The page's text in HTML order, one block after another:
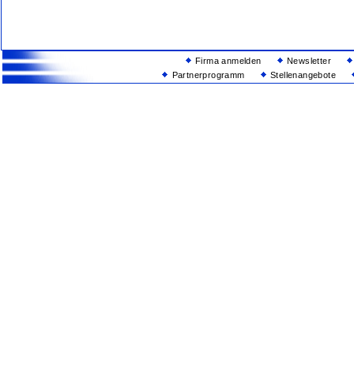
Firma anmelden
Newsletter
Partnerprogramm
Stellenangebote